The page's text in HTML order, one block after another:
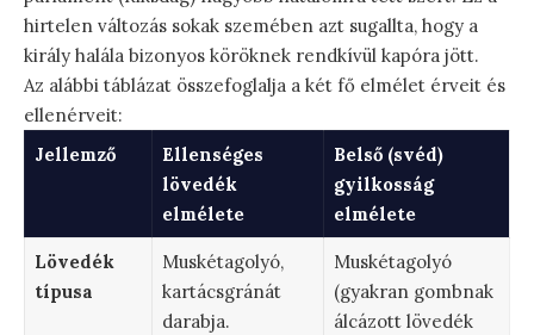
hirtelen változás sokak szemében azt sugallta, hogy a
király halála bizonyos köröknek rendkívül kapóra jött.
Az alábbi táblázat összefoglalja a két fő elmélet érveit és
ellenérveit:
Jellemző
Ellenséges
lövedék
elmélete
Belső (svéd)
gyilkosság
elmélete
Lövedék
típusa
Muskétagolyó,
kartácsgránát
darabja.
Muskétagolyó
(gyakran gombnak
álcázott lövedék